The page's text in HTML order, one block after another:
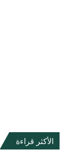
الأكثر قراءة